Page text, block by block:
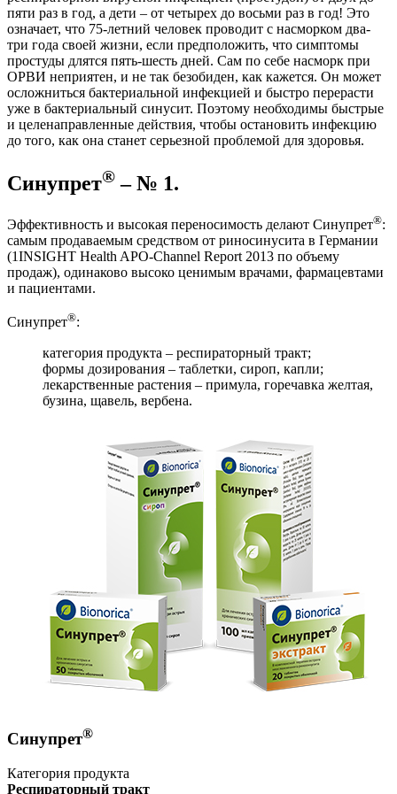
пяти раз в год, а дети – от четырех до восьми раз в год! Это
означает, что 75-летний человек проводит с насморком два-
три года своей жизни, если предположить, что симптомы
простуды длятся пять-шесть дней. Сам по себе насморк при
ОРВИ неприятен, и не так безобиден, как кажется. Он может
осложниться бактериальной инфекцией и быстро перерасти
уже в бактериальный синусит. Поэтому необходимы быстрые
и целенаправленные действия, чтобы остановить инфекцию
до того, как она станет серьезной проблемой для здоровья.
Синупрет® – № 1.
Эффективность и высокая переносимость делают Синупрет®:
самым продаваемым средством от риносинусита в Германии
(1INSIGHT Health APO-Channel Report 2013 по объему
продаж), одинаково высоко ценимым врачами, фармацевтами
и пациентами.
Синупрет®:
категория продукта – респираторный тракт;
формы дозирования – таблетки, сироп, капли;
лекарственные растения – примула, горечавка желтая,
бузина, щавель, вербена.
Синупрет®
Категория продукта
Респираторный тракт